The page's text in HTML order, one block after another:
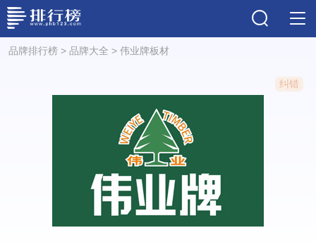
品牌排行榜> 品牌大全 > 伟业牌板材
纠错